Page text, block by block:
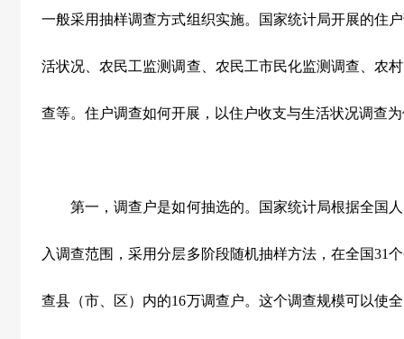
一般采用抽样调查方式组织实施。国家统计局开展的住
活状况、农民工监测调查、农民工市民化监测调查、农
查等。住户调查如何开展，以住户收支与生活状况调查
第一，调查户是如何抽选的。国家统计局根据全国人
入调查范围，采用分层多阶段随机抽样方法，在全国31
查县（市、区）内的16万调查户。这个调查规模可以使